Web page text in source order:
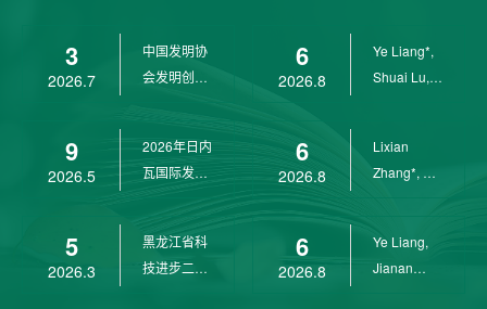
3
2026.7
中国发明协
会发明创业
9
2026.5
2026年日内
瓦国际发明
5
2026.3
黑龙江省科
技进步二等
6
2026.8
Ye Liang*,
Shuai Lu,
6
2026.8
Lixian
Zhang*, Ye
6
2026.8
Ye Liang,
Jianan